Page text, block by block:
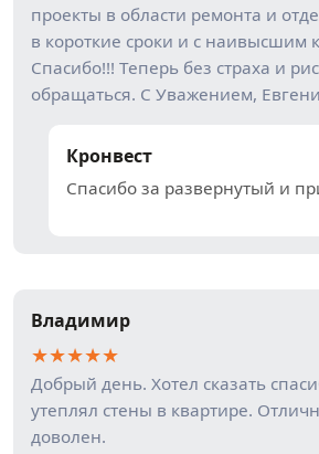
проекты в области ремонта и
в короткие сроки и с наивысшим
Спасибо!!! Теперь без страха и
обращаться. С Уважением,
Кронвест
Спасибо за развернутый и
Владимир
★★★★★
Добрый день. Хотел сказать
утеплял стены в квартире.
доволен.